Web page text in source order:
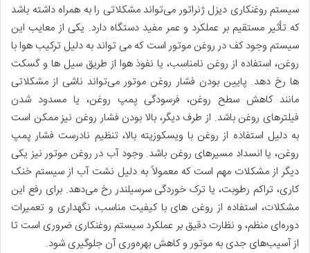
سیستم روغنکاری دیزل ژنراتور می‌تواند مشکلاتی را به همراه داشته باشد
که تأثیر مستقیم بر عملکرد و عمر مفید دستگاه دارد. یکی از معایب این
سیستم وجود کف در روغن موتور است که می‌ تواند به دلیل ترکیب هوا با
روغن، استفاده از روغن نامناسب، یا نفوذ هوا از طریق سیل‌ ها و گسکت‌
ها رخ دهد. پایین بودن فشار روغن موتور می‌تواند ناشی از مشکلاتی
مانند کاهش سطح روغن، فرسودگی پمپ روغن، یا مسدود شدن
فیلترهای روغن باشد. از طرف دیگر، بالا بودن فشار روغن نیز ممکن است
به دلیل استفاده از روغن با ویسکوزیته بالا، تنظیم نادرست فشار پمپ
روغن، یا انسداد مسیرهای روغن باشد. وجود آب در روغن موتور نیز یکی
دیگر از مشکلات مهم است که معمولاً به دلیل نشت آب از سیستم خنک‌
کاری، تراکم رطوبت، یا ترک خوردگی سرسیلندر رخ می‌دهد. برای رفع این
مشکلات، استفاده از روغن‌ های با کیفیت مناسب، نگهداری و تعمیرات
دوره‌ای منظم، و نظارت دقیق بر عملکرد سیستم روغنکاری ضروری است تا
از آسیب‌های جدی به موتور و کاهش بهره‌وری آن جلوگیری شود.